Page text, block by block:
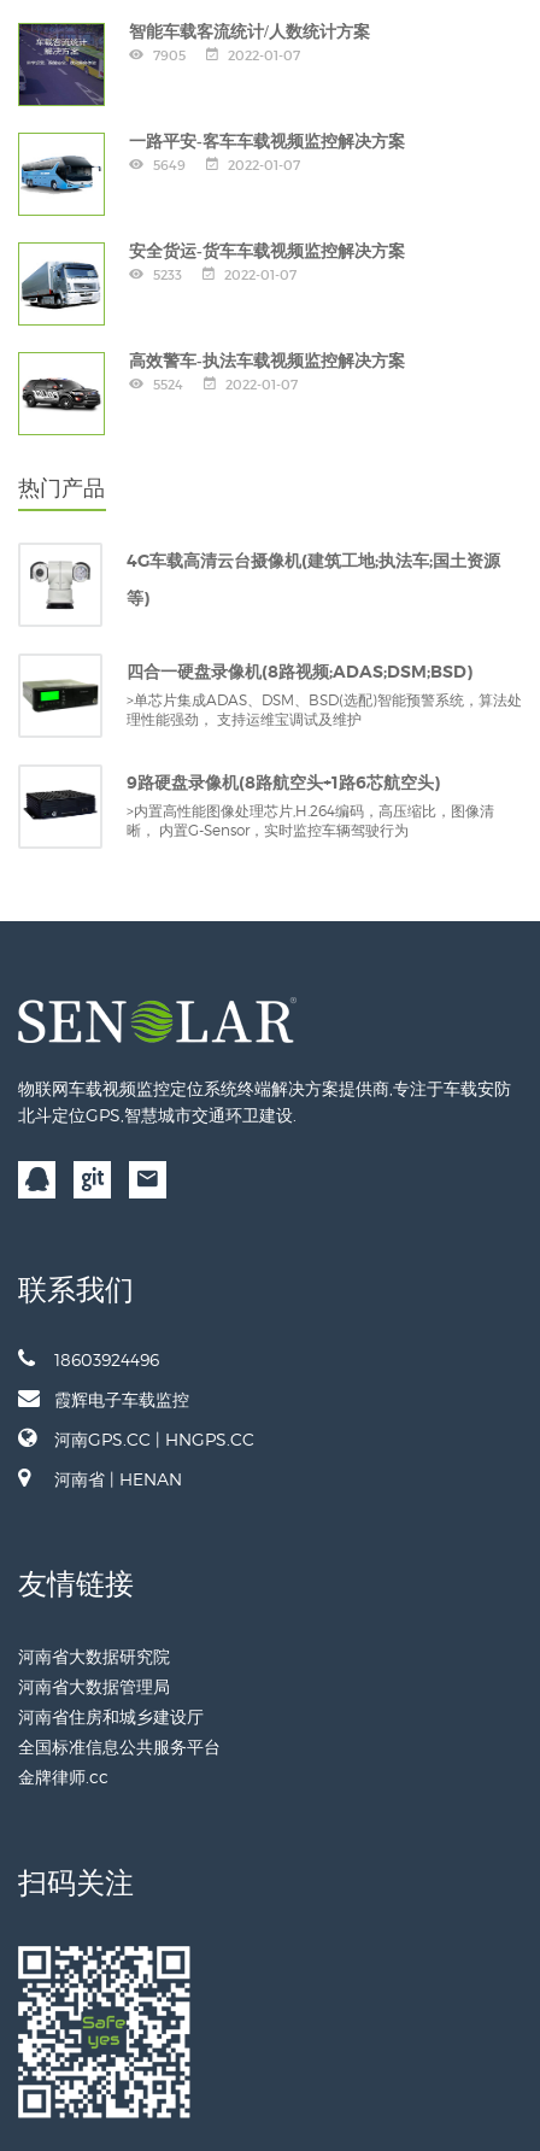
智能车载客流统计/人数统计方案
7905 2022-01-07
一路平安-客车车载视频监控解决方案
5649 2022-01-07
安全货运-货车车载视频监控解决方案
5233 2022-01-07
高效警车-执法车载视频监控解决方案
5524 2022-01-07
热门产品
4G车载高清云台摄像机(建筑工地;执法车;国土资源
等)
四合一硬盘录像机(8路视频;ADAS;DSM;BSD)
>单芯片集成ADAS、DSM、BSD(选配)智能预警系统，算法处
理性能强劲， 支持运维宝调试及维护
9路硬盘录像机(8路航空头+1路6芯航空头)
>内置高性能图像处理芯片,H.264编码，高压缩比，图像清
晰， 内置G-Sensor，实时监控车辆驾驶行为
物联网车载视频监控定位系统终端解决方案提供商,专注于车载安防
北斗定位GPS,智慧城市交通环卫建设.
联系我们
18603924496
霞辉电子车载监控
河南GPS.CC | HNGPS.CC
河南省 | HENAN
友情链接
河南省大数据研究院
河南省大数据管理局
河南省住房和城乡建设厅
全国标准信息公共服务平台
金牌律师.cc
扫码关注